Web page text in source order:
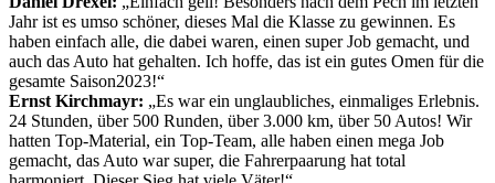
Jahr ist es umso schöner, dieses Mal die Klasse zu gewinnen. Es
haben einfach alle, die dabei waren, einen super Job gemacht, und
auch das Auto hat gehalten. Ich hoffe, das ist ein gutes Omen für die
gesamte Saison2023!“
Ernst Kirchmayr: „Es war ein unglaubliches, einmaliges Erlebnis.
24 Stunden, über 500 Runden, über 3.000 km, über 50 Autos! Wir
hatten Top-Material, ein Top-Team, alle haben einen mega Job
gemacht, das Auto war super, die Fahrerpaarung hat total